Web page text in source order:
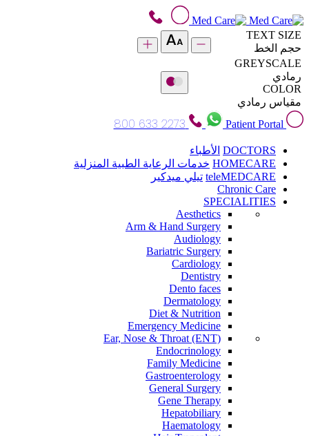
TEXT SIZE
حجم الخط
GREYSCALE
رمادي
COLOR
مقياس رمادي
Patient Portal
800 633 2273
DOCTORS الأطباء
HOMECARE خدمات الرعاية الطبية المنزلية
teleMEDCARE تيلي ميدكير
Chronic Care
SPECIALITIES
Aesthetics
Arm & Hand Surgery
Audiology
Bariatric Surgery
Cardiology
Dentistry
Dento faces
Dermatology
Diet & Nutrition
Emergency Medicine
Ear, Nose & Throat (ENT)
Endocrinology
Family Medicine
Gastroenterology
General Surgery
Gene Therapy
Hepatobiliary
Haematology